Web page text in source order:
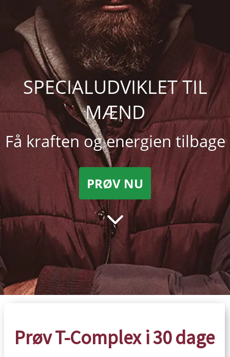
SPECIALUDVIKLET TIL
MÆND
Få kraften og energien tilbage
PRØV NU
Prøv T-Complex i 30 dage